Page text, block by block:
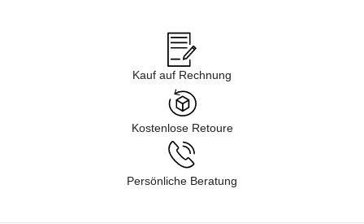
Business über Freizeit & Homewear bis zur Nachtwäsche. Lassen
Sie sich durch unsere Kollektion inspirieren und finden Sie neue
Lieblingsstücke für Ihren Kleiderschrank. Tauchen Sie ein in
unsere Shoppingwelt und lassen Sie sich exklusive Mode
entspannt nach Hause liefern. Wir sind gespannt, was Sie
Kauf auf Rechnung
Kostenlose Retoure
Persönliche Beratung